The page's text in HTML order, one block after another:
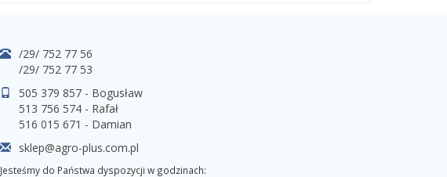
/29/ 752 77 56
/29/ 752 77 53
505 379 857 - Bogusław
513 756 574 - Rafał
516 015 671 - Damian
sklep@agro-plus.com.pl
Jesteśmy do Państwa dyspozycji w godzinach: